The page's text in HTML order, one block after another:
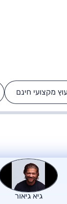
מקצועי חינםהרכב
כן
גיא גיאור